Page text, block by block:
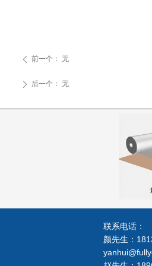
ꄴ 前一个： 无
ꄲ 后一个： 无
联系电话：
颜先生：